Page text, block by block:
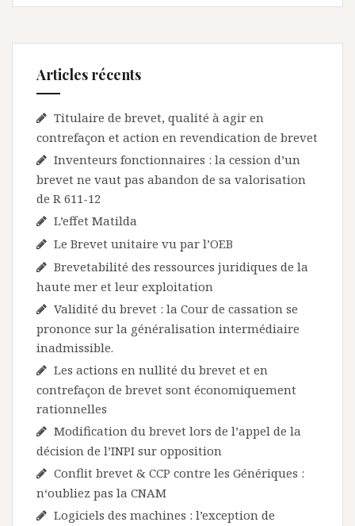
Articles récents
Titulaire de brevet, qualité à agir en
contrefaçon et action en revendication de brevet
Inventeurs fonctionnaires : la cession d’un
brevet ne vaut pas abandon de sa valorisation
de R 611-12
L’effet Matilda
Le Brevet unitaire vu par l’OEB
Brevetabilité des ressources juridiques de la
haute mer et leur exploitation
Validité du brevet : la Cour de cassation se
prononce sur la généralisation intermédiaire
inadmissible.
Les actions en nullité du brevet et en
contrefaçon de brevet sont économiquement
rationnelles
Modification du brevet lors de l’appel de la
décision de l’INPI sur opposition
Conflit brevet & CCP contre les Génériques :
n‘oubliez pas la CNAM
Logiciels des machines : l’exception de